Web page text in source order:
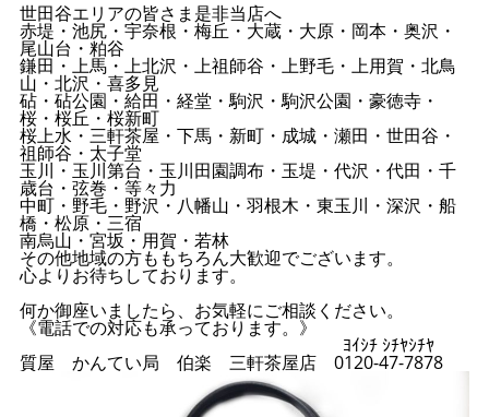
世田谷エリアの皆さま是非当店へ
赤堤・池尻・宇奈根・梅丘・大蔵・大原・岡本・奥沢・
尾山台・粕谷
鎌田・上馬・上北沢・上祖師谷・上野毛・上用賀・北鳥
山・北沢・喜多見
砧・砧公園・給田・経堂・駒沢・駒沢公園・豪徳寺・
桜・桜丘・桜新町
桜上水・三軒茶屋・下馬・新町・成城・瀬田・世田谷・
祖師谷・太子堂
玉川・玉川第台・玉川田園調布・玉堤・代沢・代田・千
歳台・弦巻・等々力
中町・野毛・野沢・八幡山・羽根木・東玉川・深沢・船
橋・松原・三宿
南烏山・宮坂・用賀・若林
その他地域の方ももちろん大歓迎でございます。
心よりお待ちしております。
何か御座いましたら、お気軽にご相談ください。
《電話での対応も承っております。》
ﾖｲｼﾁ ｼﾁﾔｼﾁﾔ
質屋 かんてい局 伯楽 三軒茶屋店 0120-47-7878